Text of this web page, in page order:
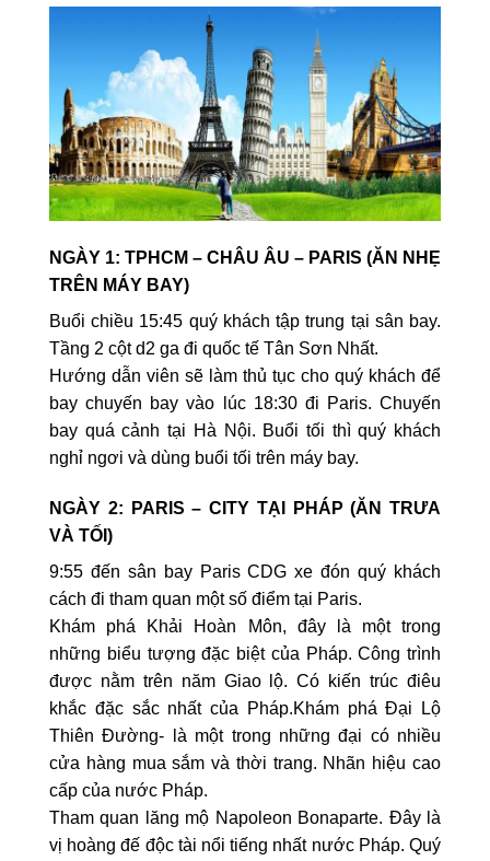
NGÀY 1: TPHCM – CHÂU ÂU – PARIS (ĂN NHẸ
TRÊN MÁY BAY)
Buổi chiều 15:45 quý khách tập trung tại sân bay.
Tầng 2 cột d2 ga đi quốc tế Tân Sơn Nhất.
Hướng dẫn viên sẽ làm thủ tục cho quý khách để
bay chuyến bay vào lúc 18:30 đi Paris. Chuyến
bay quá cảnh tại Hà Nội. Buổi tối thì quý khách
nghỉ ngơi và dùng buổi tối trên máy bay.
NGÀY 2: PARIS – CITY TẠI PHÁP (ĂN TRƯA
VÀ TỐI)
9:55 đến sân bay Paris CDG xe đón quý khách
cách đi tham quan một số điểm tại Paris.
Khám phá Khải Hoàn Môn, đây là một trong
những biểu tượng đặc biệt của Pháp. Công trình
được nằm trên năm Giao lộ. Có kiến trúc điêu
khắc đặc sắc nhất của Pháp.Khám phá Đại Lộ
Thiên Đường- là một trong những đại có nhiều
cửa hàng mua sắm và thời trang. Nhãn hiệu cao
cấp của nước Pháp.
Tham quan lăng mộ Napoleon Bonaparte. Đây là
vị hoàng đế độc tài nổi tiếng nhất nước Pháp. Quý